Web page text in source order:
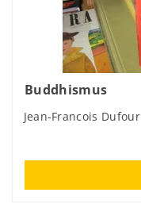
Buddhismus
Jean-Francois Dufour